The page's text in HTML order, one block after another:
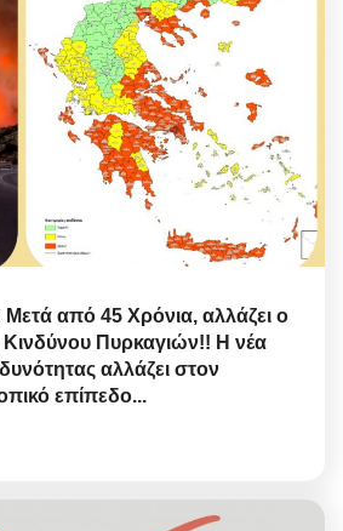
από 45 Χρόνια, αλλάζει ο
Κινδύνου Πυρκαγιών!! Η νέα
αλλάζει στον
επίπεδο...